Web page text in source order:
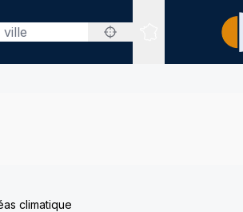
Sites expertisés
climatique